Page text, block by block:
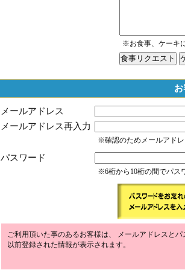
※お食事、ケーキ
メールアドレス
メールアドレス再入力
※確認のためメールアド
パスワード
※6桁から10桁の間でパス
ご利用頂いた事のあるお客様は、 メールアドレスと
以前登録された情報が表示されます。